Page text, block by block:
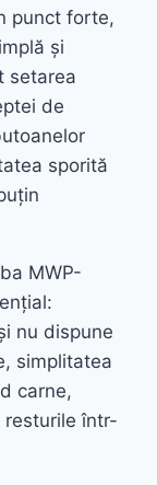
punct forte,
și
setarea
de
sporită
MWP-
nu dispune
simplitatea
carne,
resturile într-